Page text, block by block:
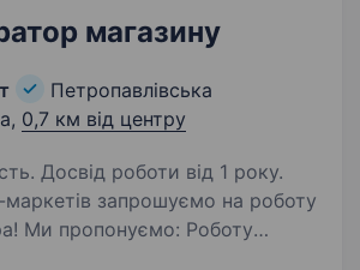
магазину
Петропавлівська
0,7 км від центру
Досвід роботи від 1 року.
запрошуємо на роботу
пропонуємо: Роботу